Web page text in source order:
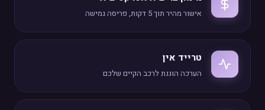
אישור מהיר תוך 5 דקות, פריסה גמישה
טרייד אין
הערכה הוגנת לרכב הקיים שלכם